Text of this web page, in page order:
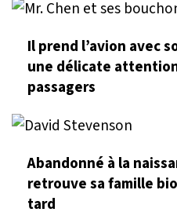
Il prend l’avion avec
une délicate
passagers
Abandonné à la
retrouve sa famille
tard